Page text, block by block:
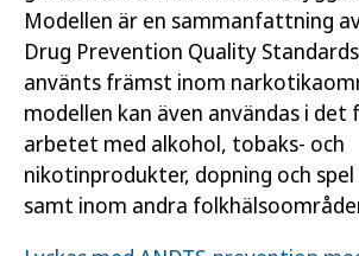
Modellen är en sammanfattning
Drug Prevention Quality
använts främst inom
modellen kan även användas i det
arbetet med alkohol, tobaks- och
nikotinprodukter, dopning och
samt inom andra